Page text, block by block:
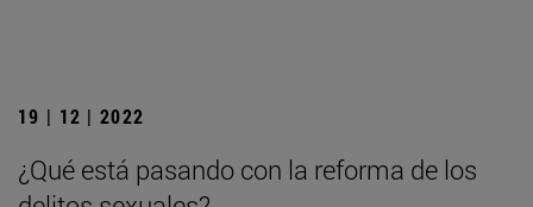
19 | 12 | 2022
¿Qué está pasando con la reforma de los